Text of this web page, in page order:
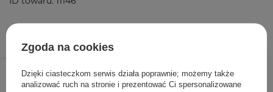
149,00 zł
Zgoda na cookies
Dzięki ciasteczkom serwis działa poprawnie; możemy także
analizować ruch na stronie i prezentować Ci spersonalizowane